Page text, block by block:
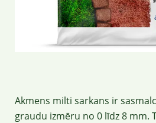
Akmens milti sarkans ir
graudu izmēru no 0 līdz 8 mm.